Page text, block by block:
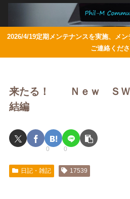
2026/4/19定期メンテナンスを実施、メ
ご連絡くだ
来たる！ Ｎｅｗ Ｓ
結編
0 0
日記・雑記 17539